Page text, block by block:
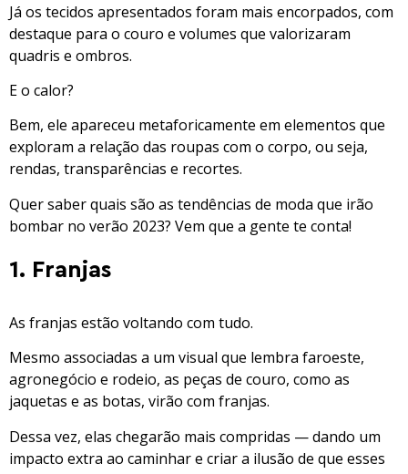
Já os tecidos apresentados foram mais encorpados, com
destaque para o couro e volumes que valorizaram
quadris e ombros.
E o calor?
Bem, ele apareceu metaforicamente em elementos que
exploram a relação das roupas com o corpo, ou seja,
rendas, transparências e recortes.
Quer saber quais são as tendências de moda que irão
bombar no verão 2023? Vem que a gente te conta!
1. Franjas
As franjas estão voltando com tudo.
Mesmo associadas a um visual que lembra faroeste,
agronegócio e rodeio, as peças de couro, como as
jaquetas e as botas, virão com franjas.
Dessa vez, elas chegarão mais compridas — dando um
impacto extra ao caminhar e criar a ilusão de que esses